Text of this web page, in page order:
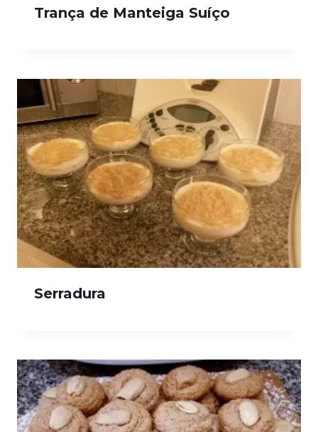
Trança de Manteiga Suíço
Serradura